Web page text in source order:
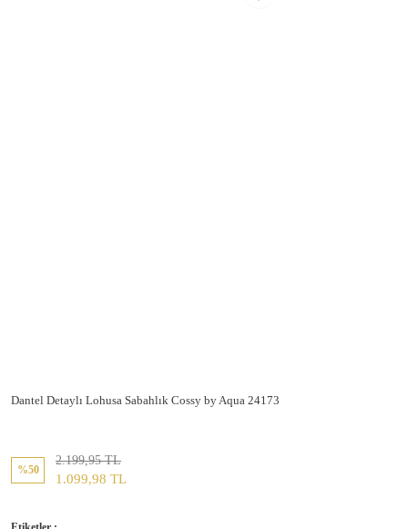
Dantel Detaylı Lohusa Sabahlık Cossy by Aqua 24173
%50
2.199,95 TL
1.099,98 TL